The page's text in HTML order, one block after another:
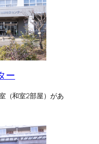
ー
（和室2部屋）があ